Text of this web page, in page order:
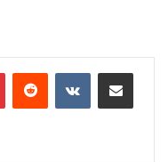
PinterestReddit VKontakteShare via Email